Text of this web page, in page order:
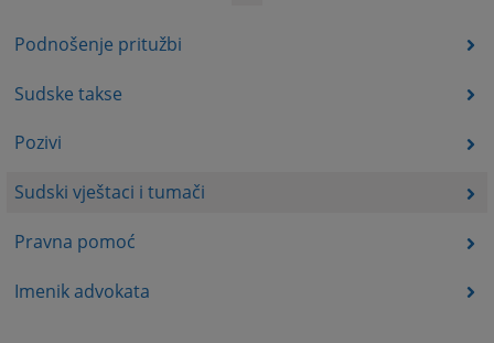
Podnošenje pritužbi
Sudske takse
Pozivi
Sudski vještaci i tumači
Pravna pomoć
Imenik advokata